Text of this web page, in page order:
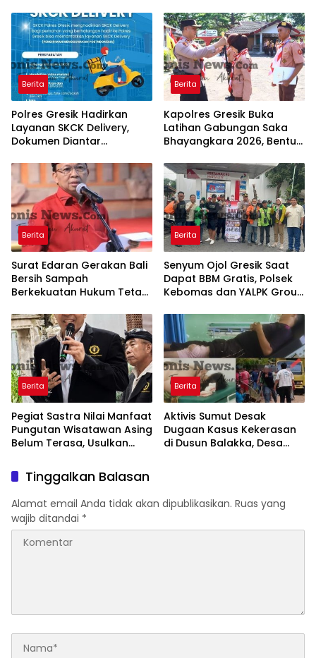
Berita
Polres Gresik Hadirkan
Layanan SKCK Delivery,
Dokumen Diantar
Pemohon
Berita
Kapolres Gresik Buka
Latihan Gabungan Saka
Bhayangkara 2026, Bentuk
Berkarakter dan Peduli
Kamtibmas
Berita
Surat Edaran Gerakan Bali
Bersih Sampah
Berkekuatan Hukum Tetap,
PTUN dan Banding
Berita
Senyum Ojol Gresik Saat
Dapat BBM Gratis, Polsek
Kebomas dan YALPK Group
Berita
Pegiat Sastra Nilai Manfaat
Pungutan Wisatawan Asing
Belum Terasa, Usulkan
Digital Dana PWA
Berita
Aktivis Sumut Desak
Dugaan Kasus Kekerasan
di Dusun Balakka, Desa
Tinggalkan Balasan
Alamat email Anda tidak akan dipublikasikan. Ruas yang
wajib ditandai *